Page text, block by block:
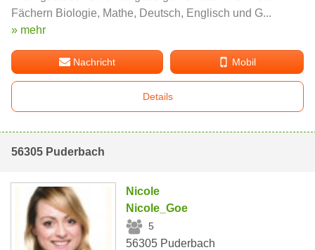
Fächern Biologie, Mathe, Deutsch, Englisch und G...
» mehr
Nachricht Mobil
Details
56305 Puderbach
Nicole
Nicole_Goe
5
56305 Puderbach